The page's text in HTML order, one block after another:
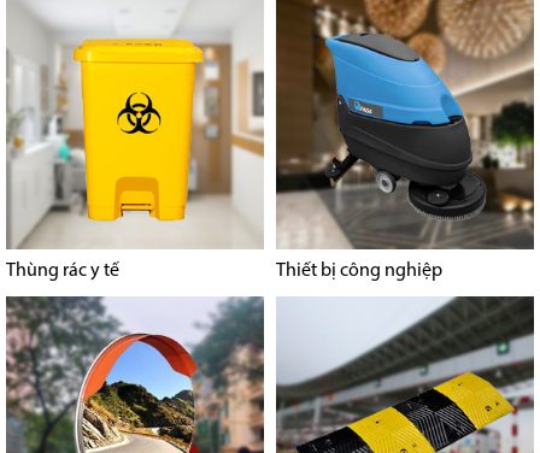
Thùng rác y tế Thiết bị công nghiệp